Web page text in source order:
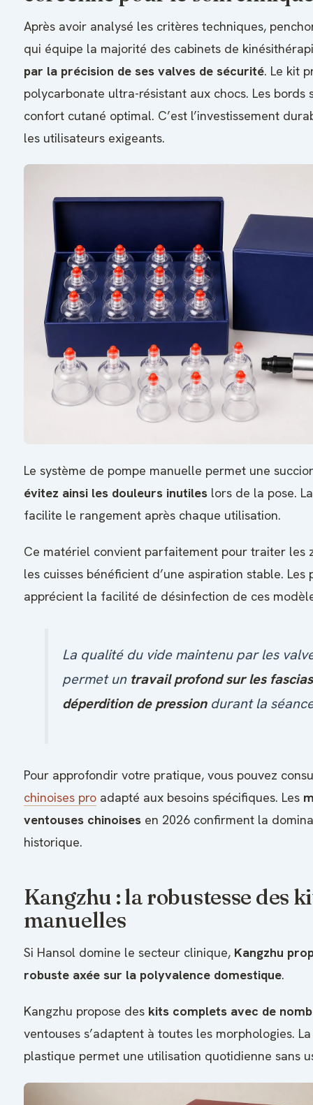
Après avoir analysé les critères techniques,
qui équipe la majorité des cabinets de
par la précision de ses valves de sécurité. Le kit
polycarbonate ultra-résistant aux chocs. Les bords
confort cutané optimal. C’est l’investissement
les utilisateurs exigeants.
Le système de pompe manuelle permet une
évitez ainsi les douleurs inutiles lors de la pose.
facilite le rangement après chaque utilisation.
Ce matériel convient parfaitement pour traiter les
les cuisses bénéficient d’une aspiration stable. Les
apprécient la facilité de désinfection de ces
La qualité du vide maintenu par les
permet un travail profond sur les
déperdition de pressiondurant la
Pour approfondir votre pratique, vous pouvez
chinoises pro adapté aux besoins spécifiques. Les
ventouses chinoises en 2026 confirment la
historique.
Kangzhu : la robustesse des
manuelles
Si Hansol domine le secteur clinique, Kangzhu
robuste axée sur la polyvalence domestique.
Kangzhu propose des kits complets avec de
ventouses s’adaptent à toutes les morphologies.
plastique permet une utilisation quotidienne sans